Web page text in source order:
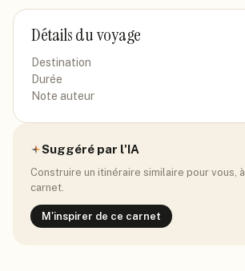
Détails du voyage
Destination
Durée
Note auteur
Suggéré par l'IA
Construire un itinéraire similaire pour vous,
carnet.
M'inspirer de ce carnet